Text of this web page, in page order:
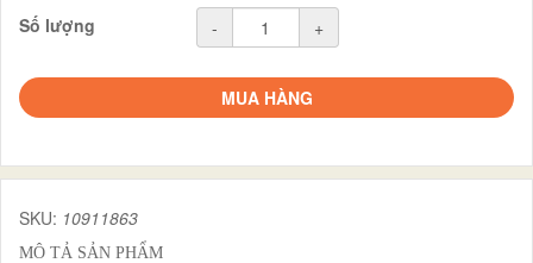
Số lượng - +
MUA HÀNG
SKU: 10911863
MÔ TẢ SẢN PHẨM